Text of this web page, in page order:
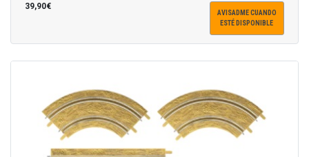
39,90€
AVISADME CUANDO
ESTÉ DISPONIBLE